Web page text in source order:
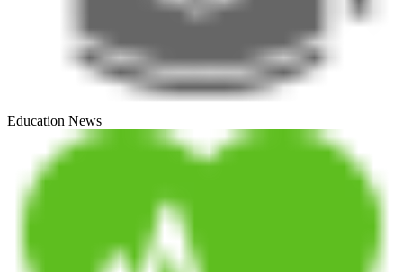
Education News